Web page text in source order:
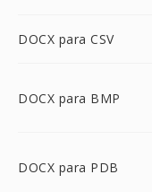
DOCX para CSV
DOCX para BMP
DOCX para PDB